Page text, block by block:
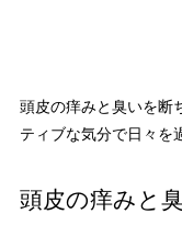
頭皮の痒みと臭いを断
ティブな気分で日々を
頭皮の痒みと